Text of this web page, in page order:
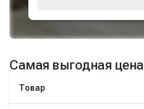
Самая выгодная цена
Товар